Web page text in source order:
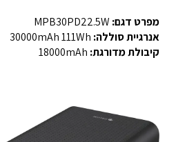
מפרט דגם:
אנרגיית סוללה:
קיבולת מדורגת: